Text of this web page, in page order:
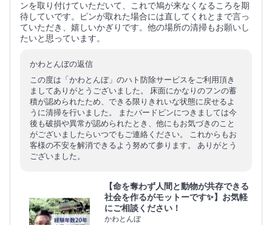
ンを取り付けていただいて、これで鳩が来なくなるころを期
待していです。ピンが取れた場合には直してくれとまで言っ
ていただき、嬉しいかぎりです。他の場所の清掃もお願いし
たいと思っています。
かわとんぼの返信
この度は「かわとんぼ」のハト防除サービスをご利用頂き
ましてありがとうございました。 床面にかなりのフンの蓄
積が認められたため、できる限りきれいな状態に戻せるよ
うに清掃を行いました。 またバードピンにつきましては今
後も破損や異常が認められたとき、他にもお気づきのこと
がございましたらいつでもご連絡ください。 これからもお
客様の不安を解消できるよう努めて参ります。 ありがとう
ございました。
【命を奪わず人間と動物が共存できる
社会を作るがモットーです✨】お気軽
にご相談ください！
かわとんぼ